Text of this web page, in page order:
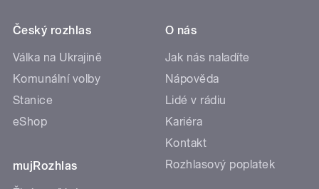
Český rozhlas
Válka na Ukrajině
Komunální volby
Stanice
eShop
mujRozhlas
O nás
Jak nás naladíte
Nápověda
Lidé v rádiu
Kariéra
Kontakt
Rozhlasový poplatek